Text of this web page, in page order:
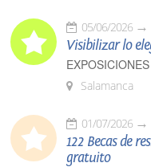
05/06/2026
Visibilizar lo
EXPOSICIONES
Salamanca
01/07/2026
122 Becas de
gratuito